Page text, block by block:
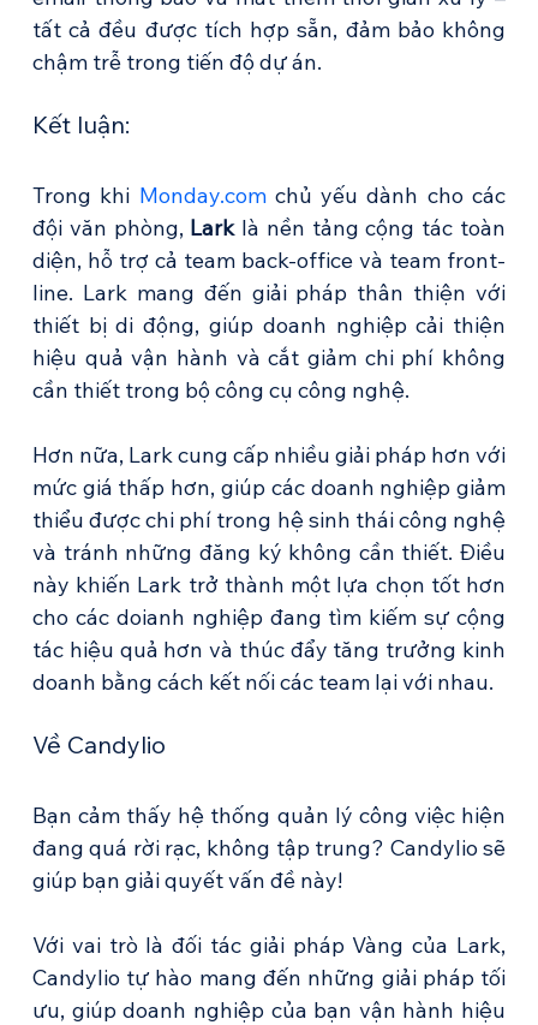
tất cả đều được tích hợp sẵn, đảm bảo không
chậm trễ trong tiến độ dự án.
Kết luận:
Trong khi Monday.com chủ yếu dành cho các
đội văn phòng, Lark là nền tảng cộng tác toàn
diện, hỗ trợ cả team back-office và team front-
line. Lark mang đến giải pháp thân thiện với
thiết bị di động, giúp doanh nghiệp cải thiện
hiệu quả vận hành và cắt giảm chi phí không
cần thiết trong bộ công cụ công nghệ.
Hơn nữa, Lark cung cấp nhiều giải pháp hơn với
mức giá thấp hơn, giúp các doanh nghiệp giảm
thiểu được chi phí trong hệ sinh thái công nghệ
và tránh những đăng ký không cần thiết. Điều
này khiến Lark trở thành một lựa chọn tốt hơn
cho các doianh nghiệp đang tìm kiếm sự cộng
tác hiệu quả hơn và thúc đẩy tăng trưởng kinh
doanh bằng cách kết nối các team lại với nhau.
Về Candylio
Bạn cảm thấy hệ thống quản lý công việc hiện
đang quá rời rạc, không tập trung? Candylio sẽ
giúp bạn giải quyết vấn đề này!
Với vai trò là đối tác giải pháp Vàng của Lark,
Candylio tự hào mang đến những giải pháp tối
ưu, giúp doanh nghiệp của bạn vận hành hiệu